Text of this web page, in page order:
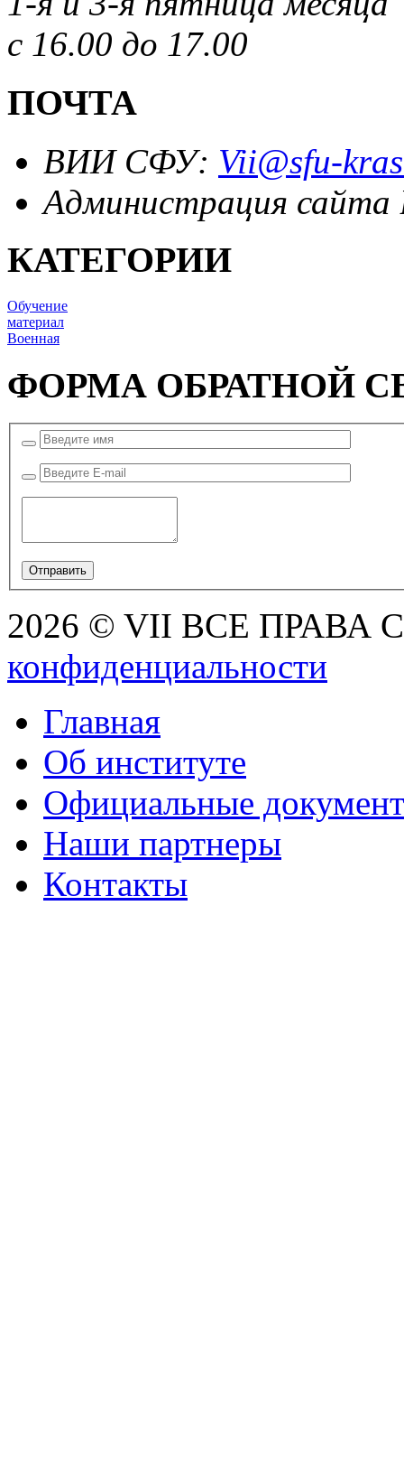
с 16.00 до 17.00
ПОЧТА
ВИИ СФУ: Vii@sfu-
Администрация
КАТЕГОРИИ
Обучение
материал
Военная
ФОРМА ОБРАТНОЙ
2026 © VII ВСЕ ПРАВА
конфиденциальности
Главная
Об институте
Официальные
Наши партнеры
Контакты